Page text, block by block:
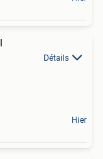
Détails
Hier